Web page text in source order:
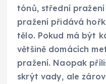
tónů, střední
pražení přidává
tělo. Pokud má být
většině domácích
pražení. Naopak
skrýt vady, ale